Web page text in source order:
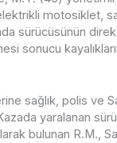
motosiklet,
sürücüsünün
sonucu
sağlık, polis ve
yaralanan
bulunan R.M.,